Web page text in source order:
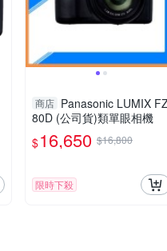
商店 Panasonic LUMIX
80D (公司貨)類單眼相機
$16,650 $16,800
限時下殺